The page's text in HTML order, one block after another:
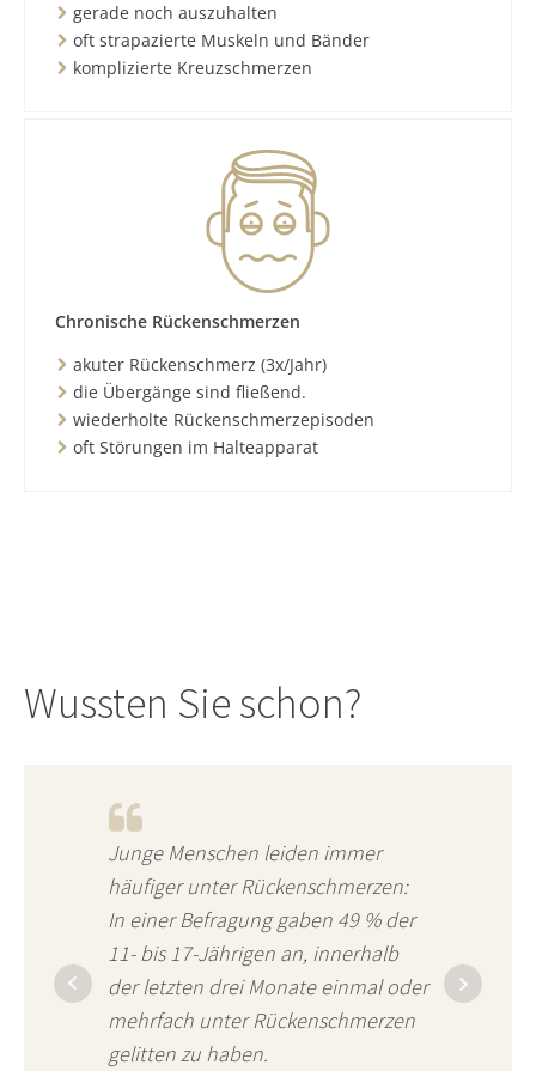
gerade noch auszuhalten
oft strapazierte Muskeln und Bänder
komplizierte Kreuzschmerzen
Chronische Rückenschmerzen
akuter Rückenschmerz (3x/Jahr)
die Übergänge sind fließend.
wiederholte Rückenschmerzepisoden
oft Störungen im Halteapparat
Wussten Sie schon?
Junge Menschen leiden immer
häufiger unter Rückenschmerzen:
In einer Befragung gaben 49 % der
11- bis 17-Jährigen an, innerhalb
der letzten drei Monate einmal oder
mehrfach unter Rückenschmerzen
gelitten zu haben.